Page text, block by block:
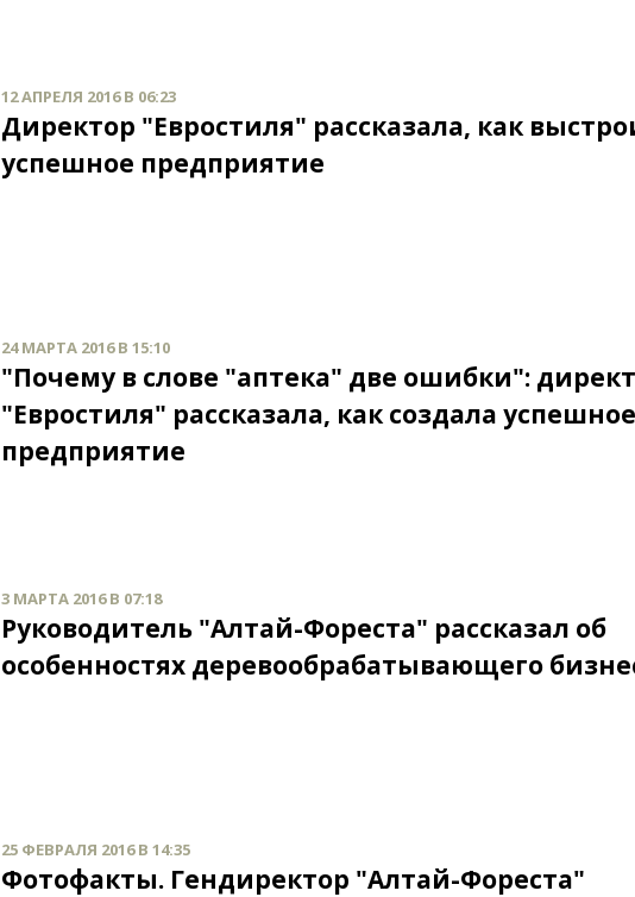
12 АПРЕЛЯ 2016 В 06:23
Директор "Евростиля" рассказала, как
успешное предприятие
24 МАРТА 2016 В 15:10
"Почему в слове "аптека" две ошибки":
"Евростиля" рассказала, как создала успешное
предприятие
3 МАРТА 2016 В 07:18
Руководитель "Алтай-Фореста" рассказал об
особенностях деревообрабатывающего
25 ФЕВРАЛЯ 2016 В 14:35
Фотофакты. Гендиректор "Алтай-Фореста"